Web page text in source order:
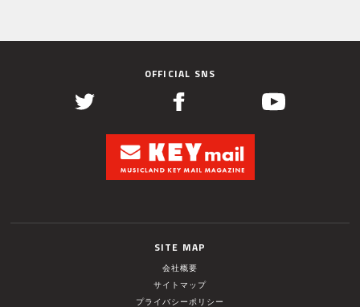
OFFICIAL SNS
SITE MAP
会社概要
サイトマップ
プライバシーポリシー